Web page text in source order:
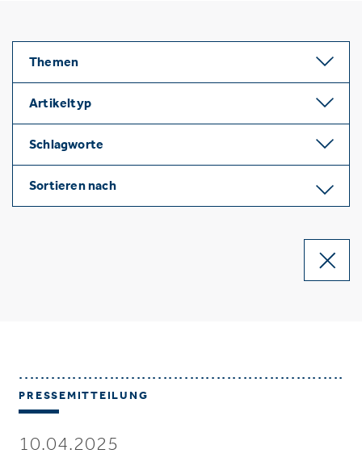
Themen
Artikeltyp
Schlagworte
Sortieren nach
PRESSEMITTEILUNG
10.04.2025